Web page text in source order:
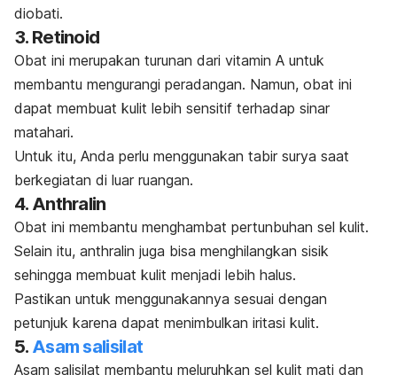
diobati.
3. Retinoid
Obat ini merupakan turunan dari vitamin A untuk
membantu mengurangi peradangan. Namun, obat ini
dapat membuat kulit lebih sensitif terhadap sinar
matahari.
Untuk itu, Anda perlu menggunakan tabir surya saat
berkegiatan di luar ruangan.
4. Anthralin
Obat ini membantu menghambat pertunbuhan sel kulit.
Selain itu, anthralin juga bisa menghilangkan sisik
sehingga membuat kulit menjadi lebih halus.
Pastikan untuk menggunakannya sesuai dengan
petunjuk karena dapat menimbulkan iritasi kulit.
5. Asam salisilat
Asam salisilat membantu meluruhkan sel kulit mati dan